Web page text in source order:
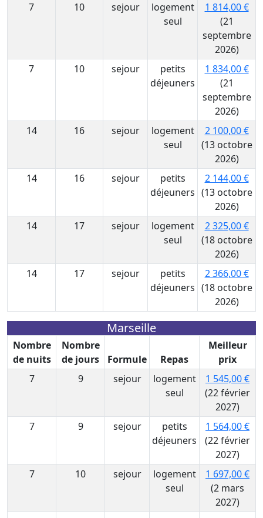
7
10 sejour
logement
seul
1 814,00 €
(21
septembre
2026)
7
10 sejour
petits
déjeuners
1 834,00 €
(21
septembre
2026)
14
16 sejour
logement
seul
2 100,00 €
(13 octobre
2026)
14
16 sejour
petits
déjeuners
2 144,00 €
(13 octobre
2026)
14
17 sejour
logement
seul
2 325,00 €
(18 octobre
2026)
14
17 sejour
petits
déjeuners
2 366,00 €
(18 octobre
2026)
Marseille
Nombre
de nuits
Nombre
de jours
Formule Repas
Meilleur
prix
7
9 sejour
logement
seul
1 545,00 €
(22 février
2027)
7
9 sejour
petits
déjeuners
1 564,00 €
(22 février
2027)
7
10 sejour
logement
seul
1 697,00 €
(2 mars
2027)